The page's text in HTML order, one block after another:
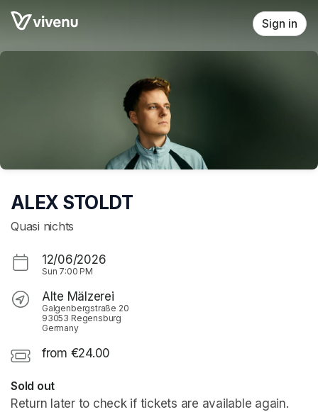
Skip header
Sign in
ALEX STOLDT
Quasi nichts
12/06/2026
Sun 7:00 PM
Alte Mälzerei
Galgenbergstraße 20
93053 Regensburg
Germany
from €24.00
Sold out
Return later to check if tickets are available again.